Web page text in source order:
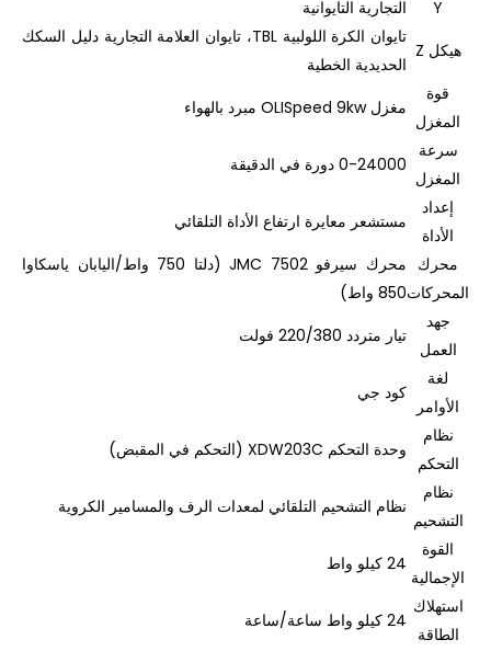
Y
التجارية التايوانية
هيكل Z
تايوان الكرة اللولبية TBL، تايوان العلامة التجارية دليل السكك
الحديدية الخطية
قوة
المغزل
مغزل OLISpeed ​​9kw مبرد بالهواء
سرعة
المغزل
0-24000 دورة في الدقيقة
إعداد
الأداة
مستشعر معايرة ارتفاع الأداة التلقائي
محرك
المحركات
محرك سيرفو JMC 7502 (دلتا 750 واط/اليابان ياسكاوا
850 واط)
جهد
العمل
تيار متردد 220/380 فولت
لغة
الأوامر
كود جي
نظام
التحكم
وحدة التحكم XDW203C (التحكم في المقبض)
نظام
التشحيم
نظام التشحيم التلقائي لمعدات الرف والمسامير الكروية
القوة
الإجمالية
24 كيلو واط
استهلاك
الطاقة
24 كيلو واط ساعة/ساعة